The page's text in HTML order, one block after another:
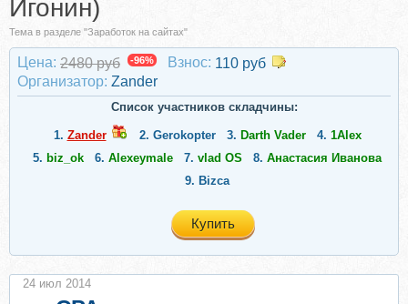
Игонин)
Тема в разделе "Заработок на сайтах"
Цена: 2480 руб -96% Взнос: 110 руб
Организатор: Zander
Список участников складчины:
1. Zander 2. Gerokopter 3. Darth Vader 4. 1Alex
5. biz_ok 6. Alexeymale 7. vlad OS 8. Анастасия Иванова
9. Bizca
Купить
24 июл 2014